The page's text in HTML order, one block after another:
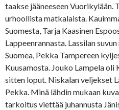
taakse jääneeseen Vuorikylään.
urhoollista matkalaista.
Suomesta, Tarja Kaasinen
Lappeenrannasta. Lassilan
Suomea, Pekka Tampereen
Kuusamosta. Jouko Lampela
sitten loput. Niskalan veljekset
Pekka. Minä lähdin mukaan
tarkoitus viettää juhannusta